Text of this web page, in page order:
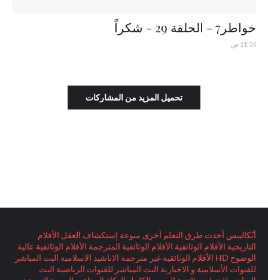
خواطر7 - الحلقة 29 - شكراً
11:14 ص
تحميل المزيد من المشاركات
أبُكاليبس أحدث طرق التعلم أخرى منوعة إستكشاف العقل الأفلام
التاريخية الأفلام الوثائقية الأفلام الوثائقية المترجمة الأفلام الوثائقية عالية
الوضوح HD
الأفلام الوثائقية غير مترجمة الاناشيد الاسلامية البث المباشر
للقنوات الأسلامية و الاخبارية البث المباشر للقنوات الرياضية البث